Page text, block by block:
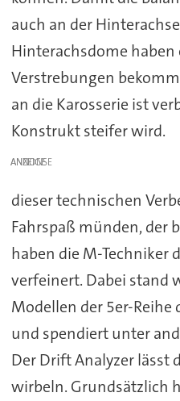
auch an der
Hinterachsdome
Verstrebungen
an die Karosserie ist
Konstrukt steifer wird.
ANZEIGE
dieser technischen
Fahrspaß münden, der
haben die M-Techniker
verfeinert. Dabei stand
Modellen der 5er-
und spendiert unter
Der Drift Analyzer lässt
wirbeln. Grundsätzlich